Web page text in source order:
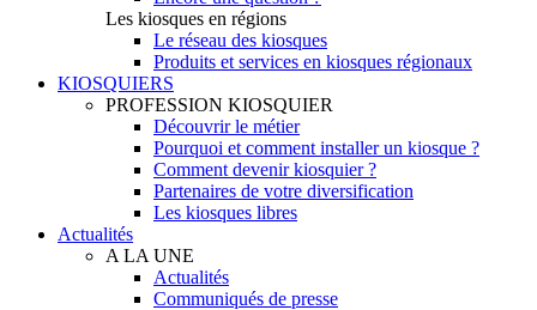
Les kiosques en régions
Le réseau des kiosques
Produits et services en kiosques régionaux
KIOSQUIERS
PROFESSION KIOSQUIER
Découvrir le métier
Pourquoi et comment installer un kiosque ?
Comment devenir kiosquier ?
Partenaires de votre diversification
Les kiosques libres
Actualités
A LA UNE
Actualités
Communiqués de presse